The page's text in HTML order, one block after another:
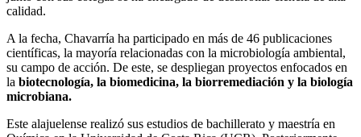
calidad.
A la fecha, Chavarría ha participado en más de 46 publicaciones
científicas, la mayoría relacionadas con la microbiología ambiental,
su campo de acción. De este, se despliegan proyectos enfocados en
la biotecnología, la biomedicina, la biorremediación y la biología
microbiana.
Este alajuelense realizó sus estudios de bachillerato y maestría en